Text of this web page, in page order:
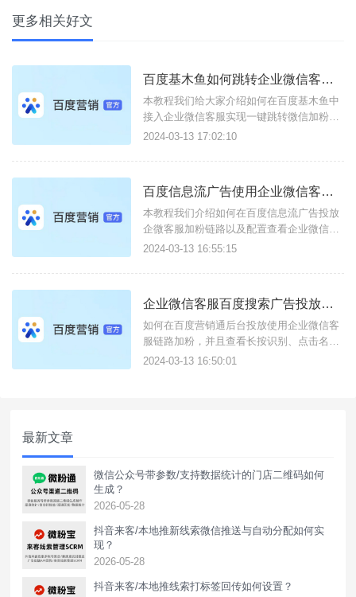
更多相关好文
百度基木鱼如何跳转企业微信客服以及实现加粉回传？
本教程我们给大家介绍如何在百度基木鱼中
接入企业微信客服实现一键跳转微信加粉，
并且做到展示/长按二维码、企微成功加粉数
2024-03-13 17:02:10
百度信息流广告使用企业微信客服引流以及配置成功加粉回传教程
本教程我们介绍如何在百度信息流广告投放
企微客服加粉链路以及配置查看企业微信成
功加粉数据、二维码长按识别数据、进入企
2024-03-13 16:55:15
企业微信客服百度搜索广告投放教程以及查看加粉数据
如何在百度营销通后台投放使用企业微信客
服链路加粉，并且查看长按识别、点击名
片、成功加粉回传上报数据。
2024-03-13 16:50:01
最新文章
微信公众号带参数/支持数据统计的门店二维码如何
生成？
2026-05-28
抖音来客/本地推新线索微信推送与自动分配如何实
现？
2026-05-28
抖音来客/本地推线索打标签回传如何设置？